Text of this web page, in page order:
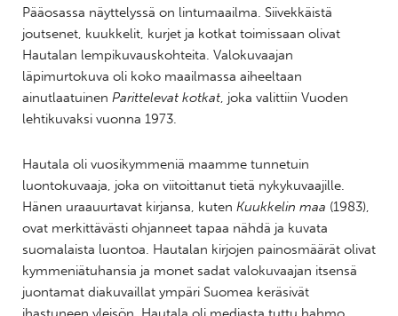
Pääosassa näyttelyssä on lintumaailma. Siivekkäistä
joutsenet, kuukkelit, kurjet ja kotkat toimissaan olivat
Hautalan lempikuvauskohteita. Valokuvaajan
läpimurtokuva oli koko maailmassa aiheeltaan
ainutlaatuinen Parittelevat kotkat, joka valittiin Vuoden
lehtikuvaksi vuonna 1973.
Hautala oli vuosikymmeniä maamme tunnetuin
luontokuvaaja, joka on viitoittanut tietä nykykuvaajille.
Hänen uraauurtavat kirjansa, kuten Kuukkelin maa (1983),
ovat merkittävästi ohjanneet tapaa nähdä ja kuvata
suomalaista luontoa. Hautalan kirjojen painosmäärät olivat
kymmeniätuhansia ja monet sadat valokuvaajan itsensä
juontamat diakuvaillat ympäri Suomea keräsivät